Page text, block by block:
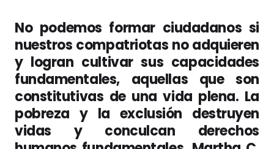
No podemos formar ciudadanos si
nuestros compatriotas no adquieren
y logran cultivar sus capacidades
fundamentales, aquellas que son
constitutivas de una vida plena. La
pobreza y la exclusión destruyen
vidas y conculcan derechos